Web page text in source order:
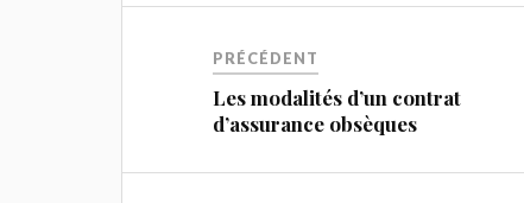
PRÉCÉDENT
Les modalités d’un contrat
d’assurance obsèques